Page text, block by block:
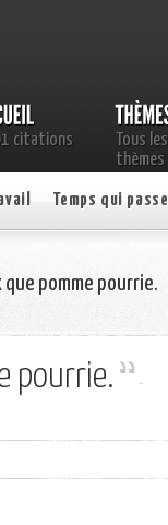
citations
Tous les
thèmes
Temps qui passe
que pomme pourrie.
pourrie.
-